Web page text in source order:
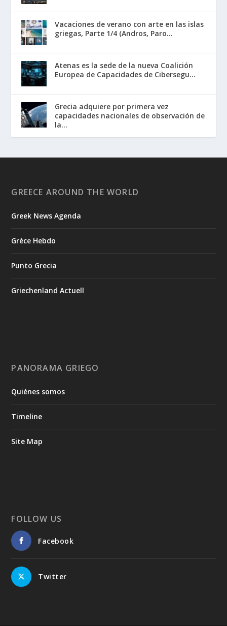
Vacaciones de verano con arte en las islas
griegas, Parte 1/4 (Andros, Paro...
Atenas es la sede de la nueva Coalición
Europea de Capacidades de Cibersegu...
Grecia adquiere por primera vez
capacidades nacionales de observación de
la...
GREECE AROUND THE WORLD
Greek News Agenda
Grèce Hebdo
Punto Grecia
Griechenland Actuell
PANORAMA GRIEGO
Quiénes somos
Timeline
Site Map
FOLLOW US
Facebook
Twitter